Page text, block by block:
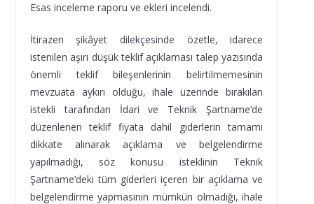
Esas inceleme raporu ve ekleri incelendi.
İtirazen şikâyet dilekçesinde özetle, idarece
istenilen aşırı düşük teklif açıklaması talep yazısında
önemli teklif bileşenlerinin belirtilmemesinin
mevzuata aykırı olduğu, ihale üzerinde bırakılan
istekli tarafından İdari ve Teknik Şartname’de
düzenlenen teklif fiyata dahil giderlerin tamamı
dikkate alınarak açıklama ve belgelendirme
yapılmadığı, söz konusu isteklinin Teknik
Şartname’deki tüm giderleri içeren bir açıklama ve
belgelendirme yapmasının mümkün olmadığı, ihale